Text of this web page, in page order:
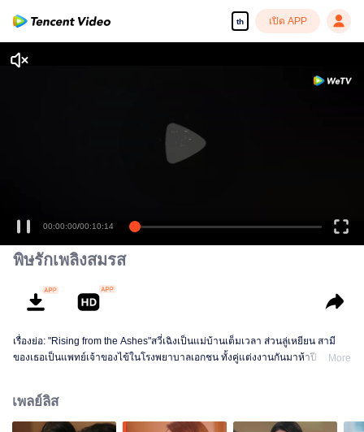
th เปิด APP
00:00:00/00:10:14
พิษรักเพลิงสมรส
เรื่องย่อ: "Rising from the Ashes"สวี่เฉิงเป็นแม่บ้านเต็มเวลา ส่วนลู่เหยียน สามี
ของเธอเป็นแพทย์เจ้าของไข้ในโรงพยาบาลเอกชน ทั้งคู่แต่งงานกันมาห้าปี มี
อื่น แต่แล้วอุบัติเหตุรถยนต์ครั้งหนึ่งก็เปลี่ยนแปลงชีวิตแต่งงานที่ดูเหมือนจะ
สมบูรณ์แบบนี้ไปตลอดกาล ลู่เหยียนรอดชีวิตจากรถตกน้ำเพราะมีคนผ่านมาช่วย
More
เพลย์ลิส